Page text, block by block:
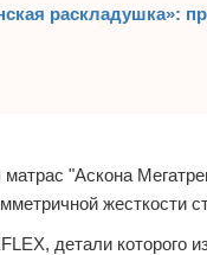
раскладушка»:
"Аскона
жесткости
детали которого